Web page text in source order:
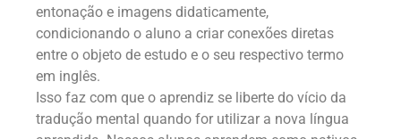
entonação e imagens didaticamente,
condicionando o aluno a criar conexões diretas
entre o objeto de estudo e o seu respectivo termo
em inglês.
Isso faz com que o aprendiz se liberte do vício da
tradução mental quando for utilizar a nova língua